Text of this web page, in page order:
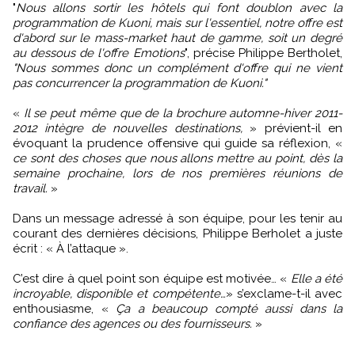
"Nous allons sortir les hôtels qui font doublon avec la
programmation de Kuoni, mais sur l'essentiel, notre offre est
d'abord sur le mass-market haut de gamme, soit un degré
au dessous de l'offre Emotions", précise Philippe Bertholet,
"Nous sommes donc un complément d'offre qui ne vient
pas concurrencer la programmation de Kuoni."
« Il se peut même que de la brochure automne-hiver 2011-
2012 intègre de nouvelles destinations,» prévient-il en
évoquant la prudence offensive qui guide sa réflexion, «
ce sont des choses que nous allons mettre au point, dès la
semaine prochaine, lors de nos premières réunions de
travail. »
Dans un message adressé à son équipe, pour les tenir au
courant des dernières décisions, Philippe Berholet a juste
écrit : « À l’attaque ».
C’est dire à quel point son équipe est motivée… « Elle a été
incroyable, disponible et compétente…» s’exclame-t-il avec
enthousiasme, « Ça a beaucoup compté aussi dans la
confiance des agences ou des fournisseurs. »